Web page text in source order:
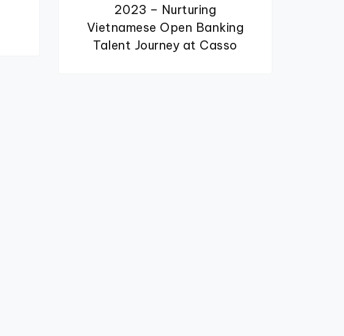
2023 – Nurturing
Vietnamese Open Banking
Talent Journey at Casso